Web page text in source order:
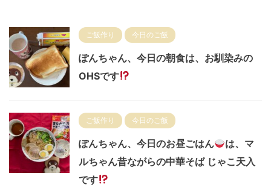
ご飯作り 今日のご飯
ぽんちゃん、今日の朝食は、お馴染みの
OHSです
ご飯作り 今日のご飯
ぽんちゃん、今日のお昼ごはん
は、マ
ルちゃん昔ながらの中華そば じゃこ天入
です